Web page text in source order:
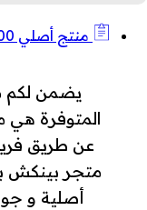
منتج أصلي 100%
يضمن لكم
المتوفرة هي
عن طريق
متجر بينكش
أصلية و